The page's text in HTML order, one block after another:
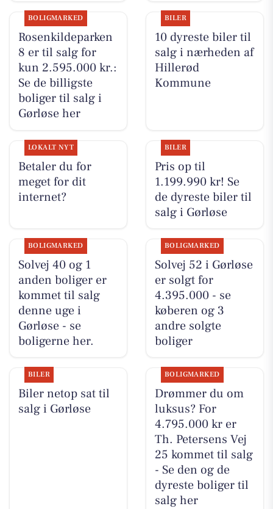
BOLIGMARKED
Rosenkildeparken
8 er til salg for
kun 2.595.000 kr.:
Se de billigste
boliger til salg i
Gørløse her
BILER
10 dyreste biler til
salg i nærheden af
Hillerød
Kommune
LOKALT NYT
Betaler du for
meget for dit
internet?
BILER
Pris op til
1.199.990 kr! Se
de dyreste biler til
salg i Gørløse
BOLIGMARKED
Solvej 40 og 1
anden boliger er
kommet til salg
denne uge i
Gørløse - se
boligerne her.
BOLIGMARKED
Solvej 52 i Gørløse
er solgt for
4.395.000 - se
køberen og 3
andre solgte
boliger
BILER
Biler netop sat til
salg i Gørløse
BOLIGMARKED
Drømmer du om
luksus? For
4.795.000 kr er
Th. Petersens Vej
25 kommet til salg
- Se den og de
dyreste boliger til
salg her